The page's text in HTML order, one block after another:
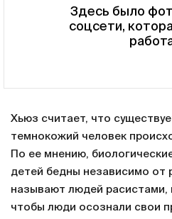
Здесь было
соцсети,
Хьюз считает, что
темнокожий человек
По ее мнению,
детей бедны независимо от
называют людей расистами,
чтобы люди осознали свои